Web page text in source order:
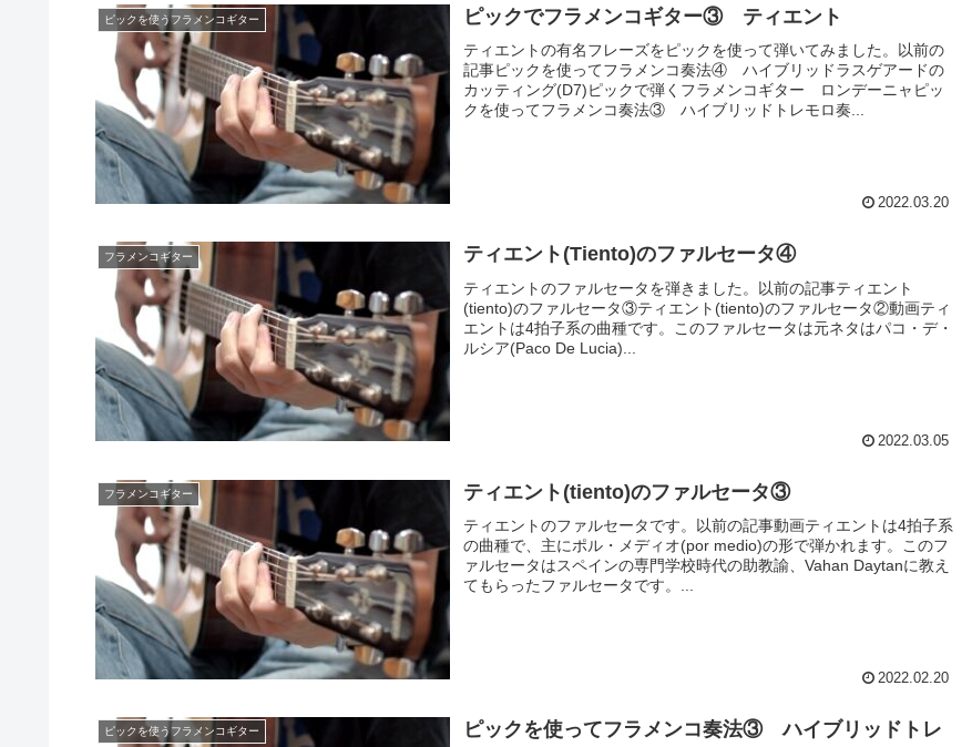
ピックを使うフラメンコギター ピックでフラメンコギター③ ティエント
ティエントの有名フレーズをピックを使って弾いてみました。以前の
記事ピックを使ってフラメンコ奏法④ ハイブリッドラスゲアードの
カッティング(D7)ピックで弾くフラメンコギター ロンデーニャピッ
クを使ってフラメンコ奏法③ ハイブリッドトレモロ奏...
2022.03.20
フラメンコギター ティエント(Tiento)のファルセータ④
ティエントのファルセータを弾きました。以前の記事ティエント
(tiento)のファルセータ③ティエント(tiento)のファルセータ②動画ティ
エントは4拍子系の曲種です。このファルセータは元ネタはパコ・デ・
ルシア(Paco De Lucia)...
2022.03.05
フラメンコギター ティエント(tiento)のファルセータ③
ティエントのファルセータです。以前の記事動画ティエントは4拍子系
の曲種で、主にポル・メディオ(por medio)の形で弾かれます。このフ
ァルセータはスペインの専門学校時代の助教諭、Vahan Daytanに教え
てもらったファルセータです。...
2022.02.20
ピックを使うフラメンコギター
ピックを使ってフラメンコ奏法③ ハイブリッドトレ